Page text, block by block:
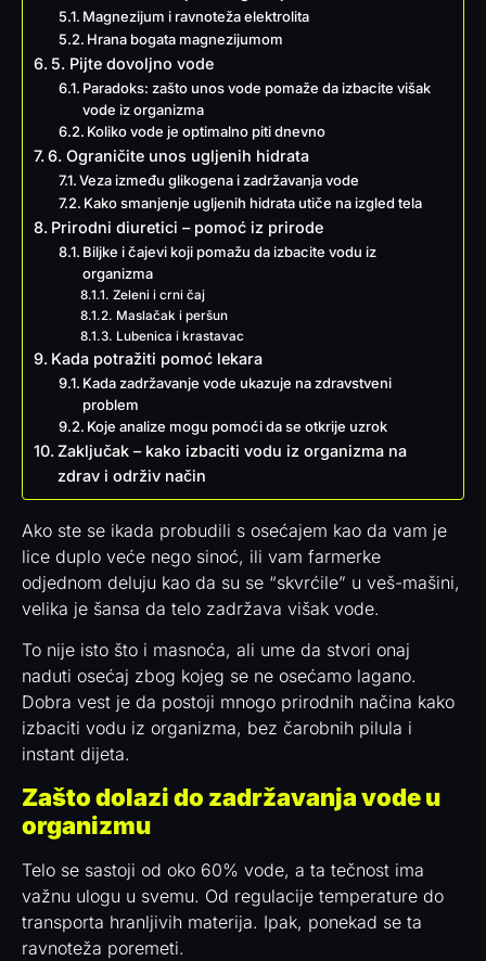
Magnezijum i ravnoteža elektrolita
Hrana bogata magnezijumom
5. Pijte dovoljno vode
Paradoks: zašto unos vode pomaže da izbacite višak
vode iz organizma
Koliko vode je optimalno piti dnevno
6. Ograničite unos ugljenih hidrata
Veza između glikogena i zadržavanja vode
Kako smanjenje ugljenih hidrata utiče na izgled tela
Prirodni diuretici – pomoć iz prirode
Biljke i čajevi koji pomažu da izbacite vodu iz
organizma
Zeleni i crni čaj
Maslačak i peršun
Lubenica i krastavac
Kada potražiti pomoć lekara
Kada zadržavanje vode ukazuje na zdravstveni
problem
Koje analize mogu pomoći da se otkrije uzrok
Zaključak – kako izbaciti vodu iz organizma na
zdrav i održiv način
Ako ste se ikada probudili s osećajem kao da vam je
lice duplo veće nego sinoć, ili vam farmerke
odjednom deluju kao da su se “skvrćile” u veš-mašini,
velika je šansa da telo zadržava višak vode.
To nije isto što i masnoća, ali ume da stvori onaj
naduti osećaj zbog kojeg se ne osećamo lagano.
Dobra vest je da postoji mnogo prirodnih načina kako
izbaciti vodu iz organizma, bez čarobnih pilula i
instant dijeta.
Zašto dolazi do zadržavanja vode u
organizmu
Telo se sastoji od oko 60% vode, a ta tečnost ima
važnu ulogu u svemu. Od regulacije temperature do
transporta hranljivih materija. Ipak, ponekad se ta
ravnoteža poremeti.